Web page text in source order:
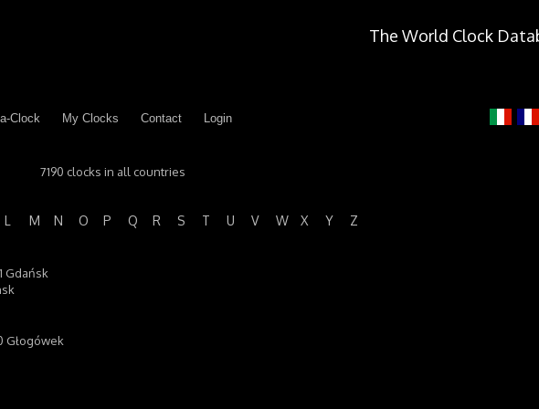
The World Clock
Clock My Clocks Contact Login
7190 clocks in all countries
L M N O P Q R S T U V W X Y Z
Gdańsk
Głogówek